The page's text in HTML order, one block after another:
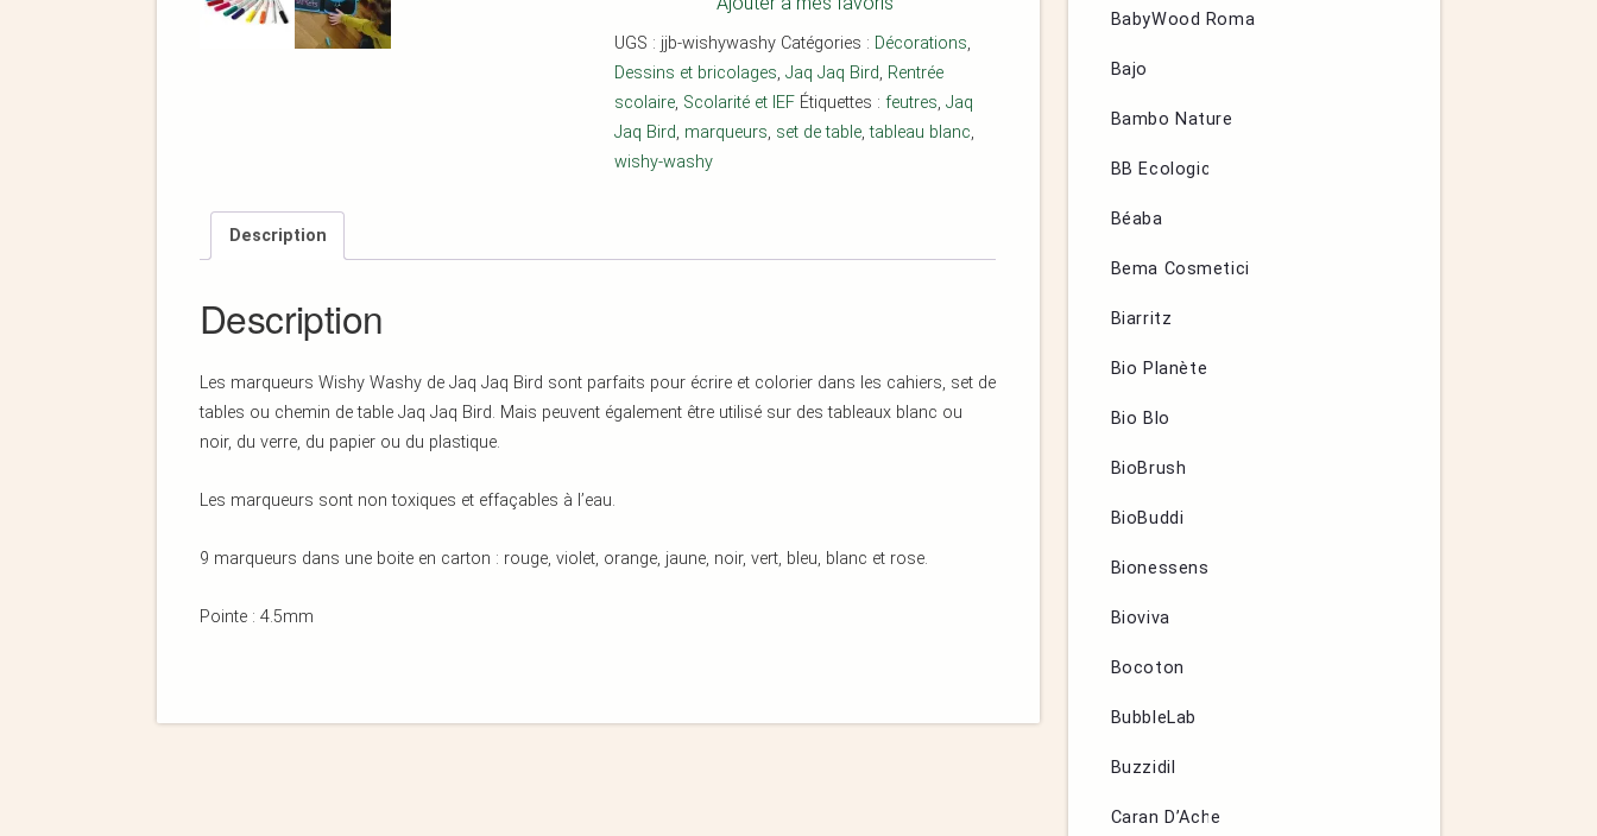
UGS : jjb-wishywashy Catégories : Décorations,
Dessins et bricolages, Jaq Jaq Bird, Rentrée
scolaire, Scolarité et IEF Étiquettes : feutres, Jaq
Jaq Bird, marqueurs, set de table,tableau blanc,
wishy-washy
Description
Description
Les marqueurs Wishy Washy de Jaq Jaq Bird sont parfaits pour écrire et colorier dans les cahiers, set de
tables ou chemin de table Jaq Jaq Bird. Mais peuvent également être utilisé sur des tableaux blanc ou
noir, du verre, du papier ou du plastique.
Les marqueurs sont non toxiques et effaçables à l’eau.
9 marqueurs dans une boite en carton : rouge, violet, orange, jaune, noir, vert, bleu, blanc et rose.
Pointe : 4.5mm
BabyWood Roma
Bajo
Bambo Nature
BB Ecologic
Béaba
Bema Cosmetici
Biarritz
Bio Planète
Bio Blo
BioBrush
BioBuddi
Bionessens
Bioviva
Bocoton
BubbleLab
Buzzidil
Caran D’Ache